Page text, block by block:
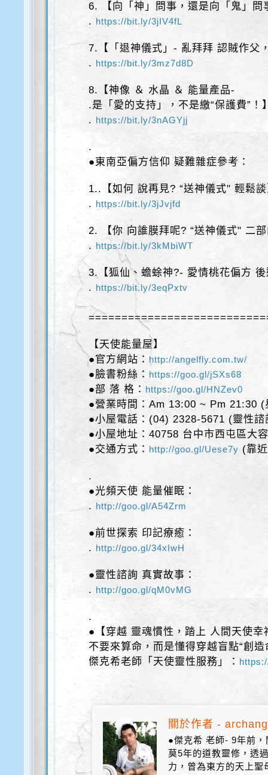
6. 【向「神」問事，還是向「鬼」問
. https://bit.ly/3jIV4fL
7.【「退神儀式」- 亂拜拜 認賊作父
. https://bit.ly/3mz7d8D
8.【神像 ＆ 水晶 ＆ 能量產品-
.是「愛的支持」，不是繳“保護費”！
. https://bit.ly/3nAGYjj
.
●東南亞偏方信仰 疑難雜症參考：
1..【如何 說再見? “送神儀式" 輕鬆
. https://bit.ly/3jJvjfd
2. 【你 向誰膜拜呢? “送神儀式" 二
. https://bit.ly/3kMbiWT
3.【狐仙、蟾蜍神?- 愛情桃花偏方
. https://bit.ly/3eqPxtv
【天使能量屋】
●官方網站： http://angelfly.com.tw/
●臉書粉絲： https://goo.gl/jSXs68
●部 落 格： https://goo.gl/HNZev0
●營業時間：Am 13:00 ~ Pm 21:30 (
●小屋電話：(04) 2328-5671 (靈性
●小屋地址：40758 台中市西屯區大
●交通方式： http://goo.gl/Uese7y (靠
.
●光頻天使 能量催眠：
. http://goo.gl/A54Zrm
●前世探索 印記療癒：
. http://goo.gl/34xIwH
●靈性諮詢 真實故事：
. http://goo.gl/qM0vMG
.
●【穿越 靈魂慣性，踏上 人間天使幸
不要來算命，而是懂得穿越盲點“創造
傑克希老師「天使靈性服務」：
關於作者 -
●傑克希 老師- 9年前
莫5年的道教靈修，透
力，曾為東方的天上